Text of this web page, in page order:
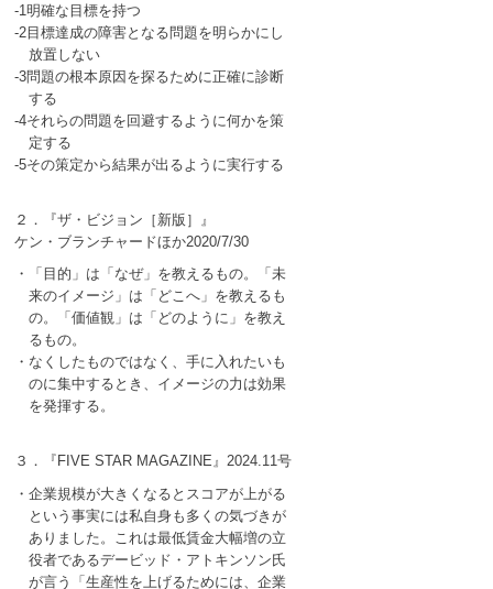
-1明確な目標を持つ
-2目標達成の障害となる問題を明らかにし
放置しない
-3問題の根本原因を探るために正確に診断
する
-4それらの問題を回避するように何かを策
定する
-5その策定から結果が出るように実行する
２．『ザ・ビジョン［新版］』
ケン・ブランチャードほか2020/7/30
・「目的」は「なぜ」を教えるもの。「未
来のイメージ」は「どこへ」を教えるも
の。「価値観」は「どのように」を教え
るもの。
・なくしたものではなく、手に入れたいも
のに集中するとき、イメージの力は効果
を発揮する。
３．『FIVE STAR MAGAZINE』2024.11号
・企業規模が大きくなるとスコアが上がる
という事実には私自身も多くの気づきが
ありました。これは最低賃金大幅増の立
役者であるデービッド・アトキンソン氏
が言う「生産性を上げるためには、企業